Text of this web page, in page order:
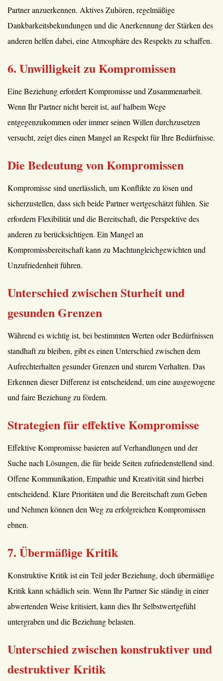
Partner anzuerkennen. Aktives Zuhören, regelmäßige
Dankbarkeitsbekundungen und die Anerkennung der Stärken des
anderen helfen dabei, eine Atmosphäre des Respekts zu schaffen.
6. Unwilligkeit zu Kompromissen
Eine Beziehung erfordert Kompromisse und Zusammenarbeit.
Wenn Ihr Partner nicht bereit ist, auf halbem Wege
entgegenzukommen oder immer seinen Willen durchzusetzen
versucht, zeigt dies einen Mangel an Respekt für Ihre Bedürfnisse.
Die Bedeutung von Kompromissen
Kompromisse sind unerlässlich, um Konflikte zu lösen und
sicherzustellen, dass sich beide Partner wertgeschätzt fühlen. Sie
erfordern Flexibilität und die Bereitschaft, die Perspektive des
anderen zu berücksichtigen. Ein Mangel an
Kompromissbereitschaft kann zu Machtungleichgewichten und
Unzufriedenheit führen.
Unterschied zwischen Sturheit und
gesunden Grenzen
Während es wichtig ist, bei bestimmten Werten oder Bedürfnissen
standhaft zu bleiben, gibt es einen Unterschied zwischen dem
Aufrechterhalten gesunder Grenzen und sturem Verhalten. Das
Erkennen dieser Differenz ist entscheidend, um eine ausgewogene
und faire Beziehung zu fördern.
Strategien für effektive Kompromisse
Effektive Kompromisse basieren auf Verhandlungen und der
Suche nach Lösungen, die für beide Seiten zufriedenstellend sind.
Offene Kommunikation, Empathie und Kreativität sind hierbei
entscheidend. Klare Prioritäten und die Bereitschaft zum Geben
und Nehmen können den Weg zu erfolgreichen Kompromissen
ebnen.
7. Übermäßige Kritik
Konstruktive Kritik ist ein Teil jeder Beziehung, doch übermäßige
Kritik kann schädlich sein. Wenn Ihr Partner Sie ständig in einer
abwertenden Weise kritisiert, kann dies Ihr Selbstwertgefühl
untergraben und die Beziehung belasten.
Unterschied zwischen konstruktiver und
destruktiver Kritik